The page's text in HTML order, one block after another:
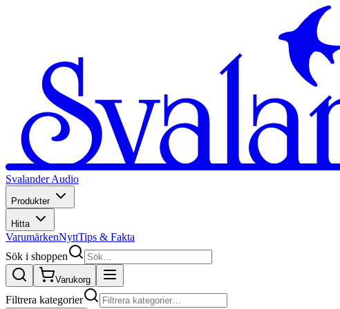
Svalander Audio
Produkter
Hitta
VarumärkenNyttTips & Fakta
Sök i shoppen
Varukorg
Filtrera kategorier